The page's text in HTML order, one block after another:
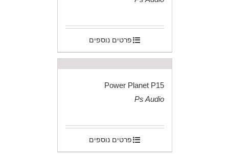
פרטים נוספים
Power Planet P15
Ps Audio
פרטים נוספים